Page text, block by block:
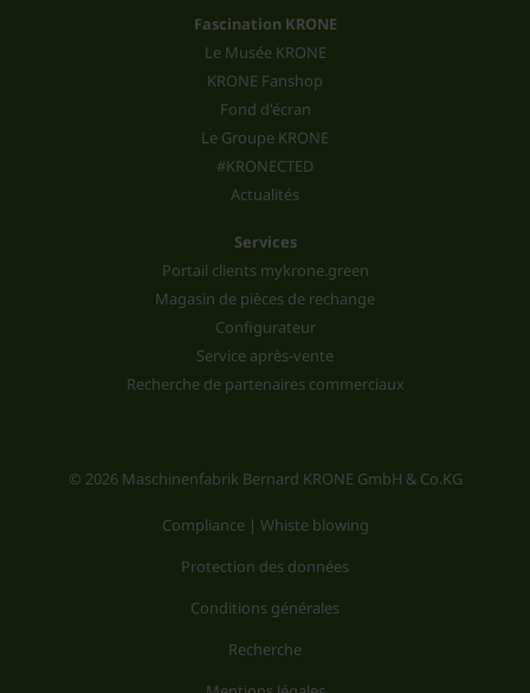
Fascination KRONE
Le Musée KRONE
KRONE Fanshop
Fond d'écran
Le Groupe KRONE
#KRONECTED
Actualités
Services
Portail clients mykrone.green
Magasin de pièces de rechange
Configurateur
Service après-vente
Recherche de partenaires commerciaux
© 2026 Maschinenfabrik Bernard KRONE GmbH & Co.KG
Compliance | Whiste blowing
Protection des données
Conditions générales
Recherche